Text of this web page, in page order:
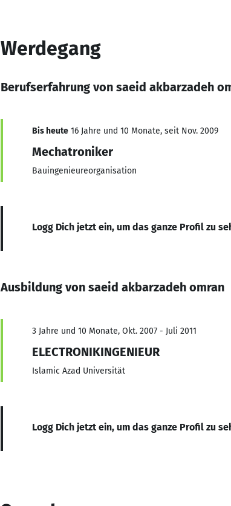
Werdegang
Berufserfahrung von saeid akbarzadeh
Bis heute 16 Jahre und 10 Monate, seit Nov. 2009
Mechatroniker
Bauingenieureorganisation
Logg Dich jetzt ein, um das ganze Profil zu
Ausbildung von saeid akbarzadeh omran
3 Jahre und 10 Monate, Okt. 2007 - Juli 2011
ELECTRONIKINGENIEUR
Islamic Azad Universität
Logg Dich jetzt ein, um das ganze Profil zu